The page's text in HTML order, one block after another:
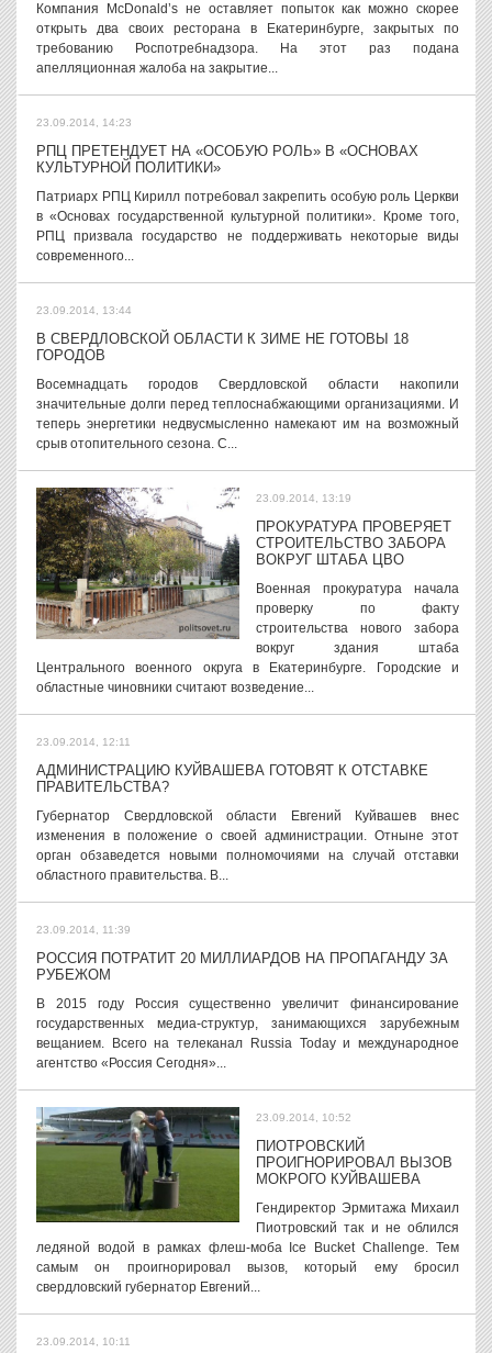
Компания McDonald’s не оставляет попыток как можно скорее
открыть два своих ресторана в Екатеринбурге, закрытых по
требованию Роспотребнадзора. На этот раз подана
апелляционная жалоба на закрытие...
23.09.2014, 14:23
РПЦ ПРЕТЕНДУЕТ НА «ОСОБУЮ РОЛЬ» В «ОСНОВАХ
КУЛЬТУРНОЙ ПОЛИТИКИ»
Патриарх РПЦ Кирилл потребовал закрепить особую роль Церкви
в «Основах государственной культурной политики». Кроме того,
РПЦ призвала государство не поддерживать некоторые виды
современного...
23.09.2014, 13:44
В СВЕРДЛОВСКОЙ ОБЛАСТИ К ЗИМЕ НЕ ГОТОВЫ 18
ГОРОДОВ
Восемнадцать городов Свердловской области накопили
значительные долги перед теплоснабжающими организациями. И
теперь энергетики недвусмысленно намекают им на возможный
срыв отопительного сезона. С...
23.09.2014, 13:19
ПРОКУРАТУРА ПРОВЕРЯЕТ
СТРОИТЕЛЬСТВО ЗАБОРА
ВОКРУГ ШТАБА ЦВО
Военная прокуратура начала
проверку по факту
строительства нового забора
вокруг здания штаба
Центрального военного округа в Екатеринбурге. Городские и
областные чиновники считают возведение...
23.09.2014, 12:11
АДМИНИСТРАЦИЮ КУЙВАШЕВА ГОТОВЯТ К ОТСТАВКЕ
ПРАВИТЕЛЬСТВА?
Губернатор Свердловской области Евгений Куйвашев внес
изменения в положение о своей администрации. Отныне этот
орган обзаведется новыми полномочиями на случай отставки
областного правительства. В...
23.09.2014, 11:39
РОССИЯ ПОТРАТИТ 20 МИЛЛИАРДОВ НА ПРОПАГАНДУ ЗА
РУБЕЖОМ
В 2015 году Россия существенно увеличит финансирование
государственных медиа-структур, занимающихся зарубежным
вещанием. Всего на телеканал Russia Today и международное
агентство «Россия Сегодня»...
23.09.2014, 10:52
ПИОТРОВСКИЙ
ПРОИГНОРИРОВАЛ ВЫЗОВ
МОКРОГО КУЙВАШЕВА
Гендиректор Эрмитажа Михаил
Пиотровский так и не облился
ледяной водой в рамках флеш-моба Ice Bucket Challenge. Тем
самым он проигнорировал вызов, который ему бросил
свердловский губернатор Евгений...
23.09.2014, 10:11